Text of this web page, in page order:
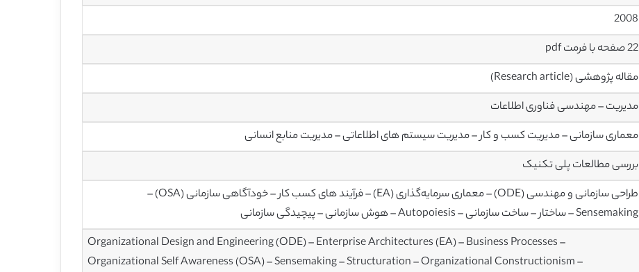
2008
22 صفحه با فرمت pdf
مقاله پژوهشی (Research article)
مدیریت – مهندسی فناوری اطلاعات
معماری سازمانی – مدیریت کسب و کار – مدیریت سیستم های اطلاعاتی – مدیریت منابع انسانی
بررسی مطالعات پلی تکنیک
طراحی سازمانی و مهندسی (ODE) – معماری سرمایه‌گذاری (EA) – فرآیند های کسب‌ کار – خودآگاهی سازمانی (OSA) –
Sensemaking – ساختار – ساخت سازمانی – Autopoiesis – هوش سازمانی – پیچیدگی سازمانی
Organizational Design and Engineering (ODE) – Enterprise Architectures (EA) – Business Processes –
Organizational Self Awareness (OSA) – Sensemaking – Structuration – Organizational Constructionism –